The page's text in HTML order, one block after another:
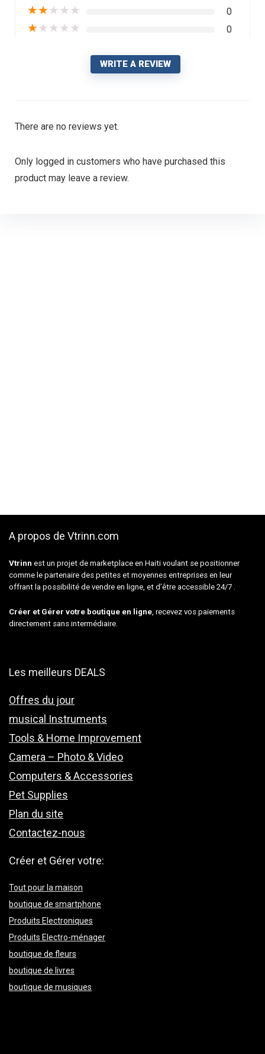
★★★★★ 0
★★★★★ 0
WRITE A REVIEW
There are no reviews yet.
Only logged in customers who have purchased this
product may leave a review.
A propos de Vtrinn.com
Vtrinn est un projet de marketplace en Haiti voulant se positionner
comme le partenaire des petites et moyennes entreprises en leur
offrant la possibilité de vendre en ligne, et d’être accessible 24/7 .
Créer et Gérer votre boutique en ligne, recevez vos paiements
directement sans intermédiaire.
Les meilleurs DEALS
Offres du jour
musical Instruments
Tools & Home Improvement
Camera – Photo & Video
Computers & Accessories
Pet Supplies
Plan du site
Contactez-nous
Créer et Gérer votre:
Tout pour la maison
boutique de smartphone
Produits Electroniques
Produits Electro-ménager
boutique de fleurs
boutique de livres
boutique de musiques